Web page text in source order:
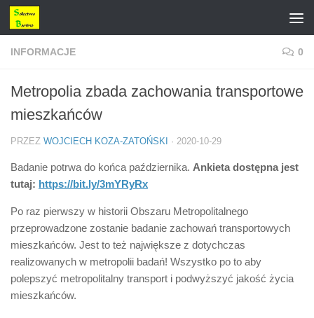
Przejdź do treści
INFORMACJE 0
Metropolia zbada zachowania transportowe
mieszkańców
PRZEZ WOJCIECH KOZA-ZATOŃSKI · 2020-10-29
Badanie potrwa do końca października. Ankieta dostępna jest
tutaj: https://bit.ly/3mYRyRx
Po raz pierwszy w historii Obszaru Metropolitalnego
przeprowadzone zostanie badanie zachowań transportowych
mieszkańców. Jest to też największe z dotychczas
realizowanych w metropolii badań! Wszystko po to aby
polepszyć metropolitalny transport i podwyższyć jakość życia
mieszkańców.